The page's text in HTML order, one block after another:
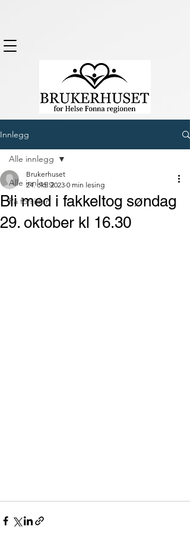
Innlegg
Alle innlegg
På forsiden
Alle innlegg
Bli med i fakkeltog søndag
29. oktober kl 16.30
Brukerhuset
24. okt. 2023 0 min lesing